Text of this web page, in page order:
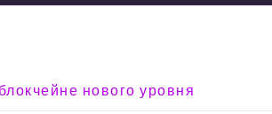
нового уровня